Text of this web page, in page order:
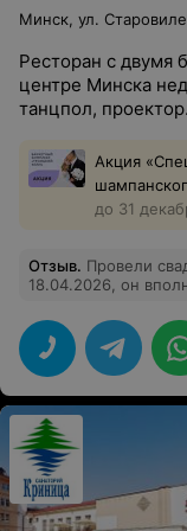
Минск, ул.
Ресторан с двумя
центре Минска
танцпол, проектор.
Акция
до 31
Отзыв. Провели
18.04.2026, он
выдержанный
антуража, по меню
обслуживали и
нарезать и т.д .
посоветовал все к
выходишь на
столицы. Остались довольны , а нам угодить
непросто))). Ставлю